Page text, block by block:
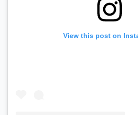
View this post on